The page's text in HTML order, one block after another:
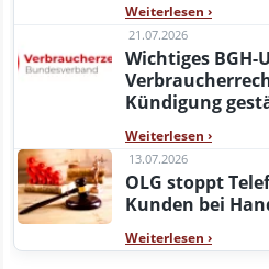
Weiterlesen ›
21.07.2026
Wichtiges BGH-
Kündigung
Weiterlesen ›
13.07.2026
OLG stoppt
Kunden bei
Weiterlesen ›